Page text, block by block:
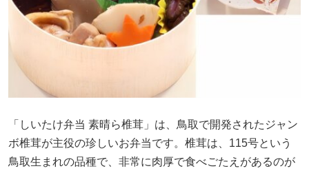
「しいたけ弁当 素晴ら椎茸」は、鳥取で開発されたジャン
ボ椎茸が主役の珍しいお弁当です。椎茸は、115号という
鳥取生まれの品種で、非常に肉厚で食べごたえがあるのが